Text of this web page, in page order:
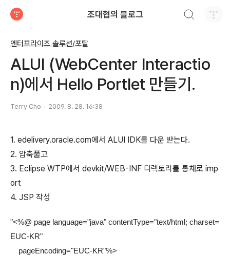
조대협의 블로그
엔터프라이즈 솔루션/포탈
ALUI (WebCenter Interactio
n)에서 Hello Portlet 만들기.
Terry Cho 2009. 8. 28. 16:38
1. edelivery.oracle.com에서 ALUI IDK를 다운 받는다.
2. 압축풀고
3. Eclipse WTP에서 devkit/WEB-INF 디렉토리를 통채로 imp
ort
4. JSP 작성
"<%@ page language="java" contentType="text/html; charset=
EUC-KR"
pageEncoding="EUC-KR"%>